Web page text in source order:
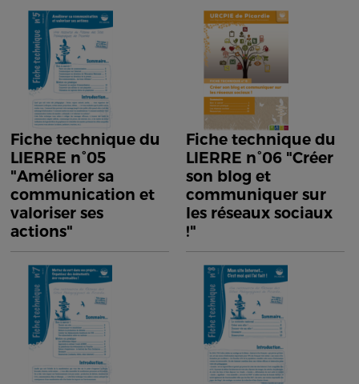
Fiche technique du
LIERRE n°05
"Améliorer sa
communication et
valoriser ses
actions"
Fiche technique du
LIERRE n°06 "Créer
son blog et
communiquer sur
les réseaux sociaux
!"